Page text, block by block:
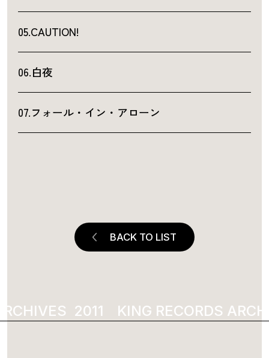
05.CAUTION!
06.白夜
07.フォール・イン・アローン
BACK TO LIST
2011 KING RECORDS